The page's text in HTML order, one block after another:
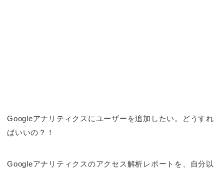
Googleアナリティクスにユーザーを追加したい。どうすれ
ばいいの？！
Googleアナリティクスのアクセス解析レポートを、自分以